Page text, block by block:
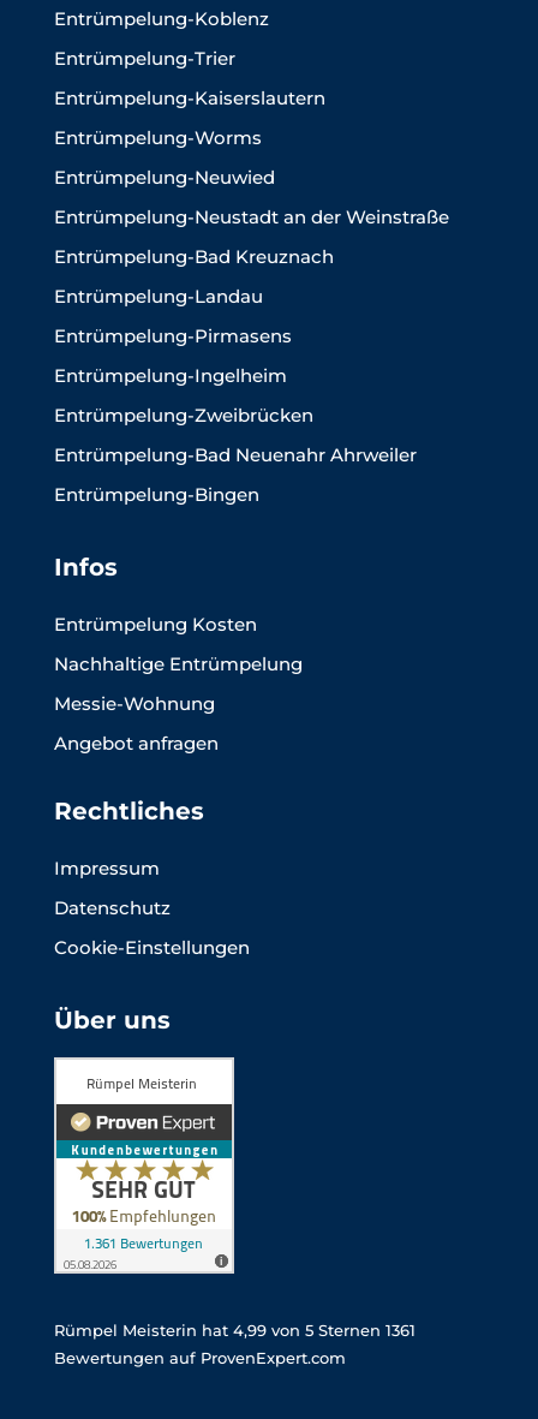
Entrümpelung-Koblenz
Entrümpelung-Trier
Entrümpelung-Kaiserslautern
Entrümpelung-Worms
Entrümpelung-Neuwied
Entrümpelung-Neustadt an der Weinstraße
Entrümpelung-Bad Kreuznach
Entrümpelung-Landau
Entrümpelung-Pirmasens
Entrümpelung-Ingelheim
Entrümpelung-Zweibrücken
Entrümpelung-Bad Neuenahr Ahrweiler
Entrümpelung-Bingen
Infos
Entrümpelung Kosten
Nachhaltige Entrümpelung
Messie-Wohnung
Angebot anfragen
Rechtliches
Impressum
Datenschutz
Cookie-Einstellungen
Über uns
Rümpel Meisterin hat 4,99von 5Sternen 1361
Bewertungen auf ProvenExpert.com